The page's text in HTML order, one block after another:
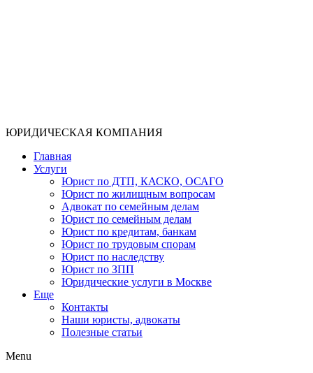
ЮРИДИЧЕСКАЯ КОМПАНИЯ
Главная
Услуги
Юрист по ДТП, КАСКО, ОСАГО
Юрист по жилищным вопросам
Адвокат по семейным делам
Юрист по семейным делам
Юрист по кредитам, банкам
Юрист по трудовым спорам
Юрист по наследству
Юрист по ЗПП
Юридические услуги в Москве
Еще
Контакты
Наши юристы, адвокаты
Полезные статьи
Menu